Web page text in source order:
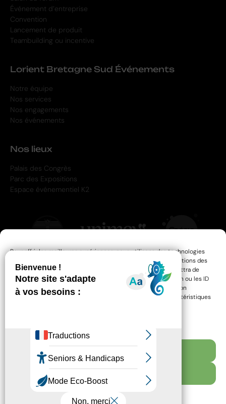
Pour offrir les meilleures expériences, nous utilisons des technologies
telles que les cookies pour stocker et/ou accéder aux informations des
appareils. Le fait de consentir à ces technologies nous permettra de
traiter des données telles que le comportement de navigation ou les ID
uniques sur ce site. Le fait de ne pas consentir ou de retirer son
consentement peut avoir un effet négatif sur certaines caractéristiques
Voir les préférences
Événement d’entreprise
Convention
Lancement de produit
Teambuilding ou incentive
Lorient Bretagne Sud Événements
Notre équipe
Nos services
Nos engagements
Nos événements
Nos lieux
Palais des Congrès
Parc des Expositions
Espace événementiel K2
RESSOURCES
MENTIONS LÉGALES
ACCESSIBILITÉ : PARTIELLEMENT CONFORME
POLITIQUE DE CONFIDENTIALITÉ
PLAN DU SITE
POLITIQUE DE COOKIES (UE)